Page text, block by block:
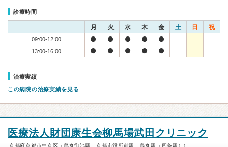
診療時間
月 火 水 木 金 土 日 祝
09:00-12:00
13:00-16:00
治療実績
この病院の治療実績を見る
医療法人財団康生会柳馬場武田クリニック
京都府京都市中京区（烏丸御池駅、京都市役所前駅、烏丸駅（四条駅））